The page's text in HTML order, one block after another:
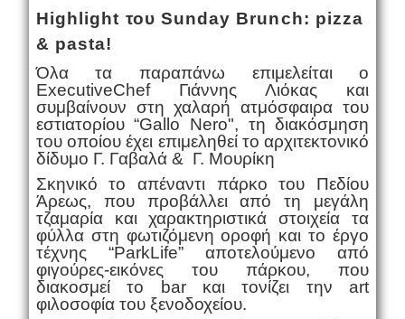
Highlight του Sunday Brunch: pizza
& pasta!
Όλα τα παραπάνω επιμελείται ο
ExecutiveChef Γιάννης Λιόκας και
συμβαίνουν στη χαλαρή ατμόσφαιρα του
εστιατορίου “Gallo Nero", τη διακόσμηση
του οποίου έχει επιμεληθεί το αρχιτεκτονικό
δίδυμο Γ. Γαβαλά & Γ. Μουρίκη
Σκηνικό το απέναντι πάρκο του Πεδίου
Άρεως, που προβάλλει από τη μεγάλη
τζαμαρία και χαρακτηριστικά στοιχεία τα
φύλλα στη φωτιζόμενη οροφή και το έργο
τέχνης “ParkLife” αποτελούμενο από
φιγούρες-εικόνες του πάρκου, που
διακοσμεί το
barκαι τονίζει τηνart
φιλοσοφία του ξενοδοχείου.